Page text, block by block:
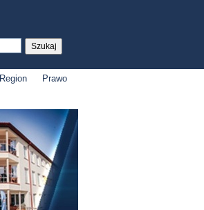
Region
Prawo